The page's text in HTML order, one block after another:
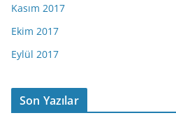
Kasım 2017
Ekim 2017
Eylül 2017
Son Yazılar